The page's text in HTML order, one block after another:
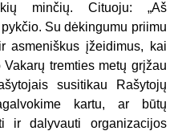
minčių. Cituoju: „Aš
Su dėkingumu priimu
asmeniškus įžeidimus, kai
tremties metų grįžau
susitikau Rašytojų
kartu, ar būtų
ir dalyvauti organizacijos